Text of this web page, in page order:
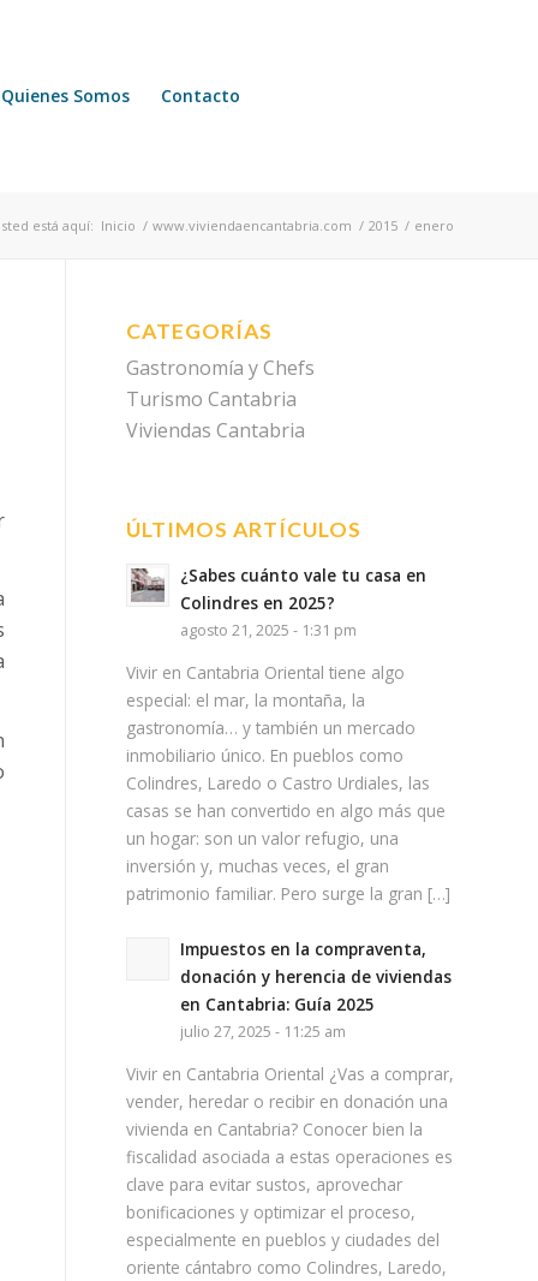
Quienes Somos Contacto
está aquí: Inicio / www.viviendaencantabria.com / 2015 / enero
CATEGORÍAS
Gastronomía y Chefs
Turismo Cantabria
Viviendas Cantabria
ÚLTIMOS ARTÍCULOS
¿Sabes cuánto vale tu casa en
Colindres en 2025?
agosto 21, 2025 - 1:31 pm
Vivir en Cantabria Oriental tiene algo
especial: el mar, la montaña, la
gastronomía… y también un mercado
inmobiliario único. En pueblos como
Colindres, Laredo o Castro Urdiales, las
casas se han convertido en algo más que
un hogar: son un valor refugio, una
inversión y, muchas veces, el gran
patrimonio familiar. Pero surge la gran […]
Impuestos en la compraventa,
donación y herencia de viviendas
en Cantabria: Guía 2025
julio 27, 2025 - 11:25 am
Vivir en Cantabria Oriental ¿Vas a comprar,
vender, heredar o recibir en donación una
vivienda en Cantabria? Conocer bien la
fiscalidad asociada a estas operaciones es
clave para evitar sustos, aprovechar
bonificaciones y optimizar el proceso,
especialmente en pueblos y ciudades del
oriente cántabro como Colindres, Laredo,